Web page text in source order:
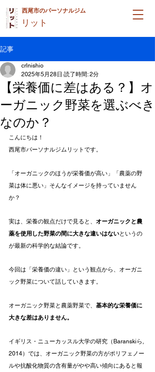
西尾市のパーソナルジム
リット
記事
【栄養価に差はある？】オ
ーガニック野菜を選ぶべき
なのか？
crlnishio
2025年5月28日 読了時間: 2分
こんにちは！
西尾市パーソナルジムリットです。
「オーガニックのほうが栄養価が高い」「農薬の野
菜は体に悪い」そんなイメージを持っていません
か？
実は、栄養の観点だけで見ると、 オーガニックと農
薬を使用した野菜の間に大きな違いはないというの
が最新の科学的な結論です。
今回は「栄養価の違い」という観点から、オーガニ
ック野菜について話していきます。
オーガニック野菜と農薬野菜で、 基本的な栄養価に
大きな差はありません。
イギリス・ニューカッスル大学の研究（Baranskiら,
2014）では、オーガニック野菜の方がポリフェノー
ルや抗酸化物質の含有量がやや高い傾向にあると報